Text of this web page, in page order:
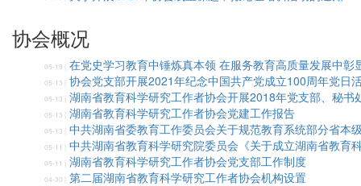
协会概况
05-19 | 在党史学习教育中锤炼真本领 在服务教育高质量发展中彰
05-13 | 协会党支部开展2021年纪念中国共产党成立100周年党日
05-13 | 湖南省教育科学研究工作者协会开展2018年党支部、秘书
05-13 | 湖南省教育科学研究工作者协会党建工作报告
05-13 | 中共湖南省委教育工作委员会关于规范教育系统部分省本
05-11 | 中共湖南省教育科学研究院委员会《关于成立湖南省教育
05-11 | 湖南省教育科学研究工作者协会党支部工作制度
04-30 | 第二届湖南省教育科学研究工作者协会机构设置